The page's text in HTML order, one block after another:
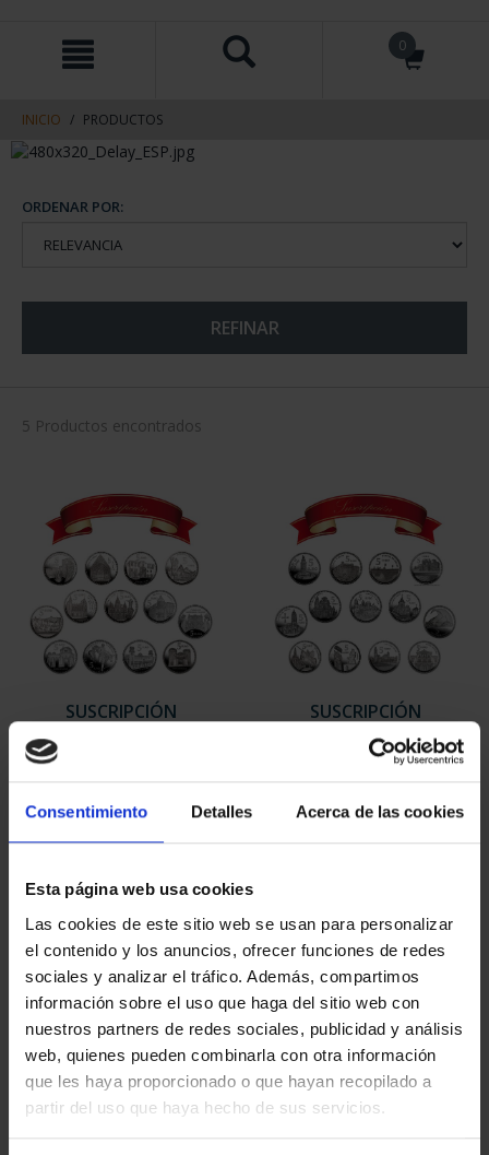
Consentimiento Detalles Acerca de las cookies
Esta página web usa cookies
Las cookies de este sitio web se usan para personalizar
el contenido y los anuncios, ofrecer funciones de redes
sociales y analizar el tráfico. Además, compartimos
información sobre el uso que haga del sitio web con
nuestros partners de redes sociales, publicidad y análisis
web, quienes pueden combinarla con otra información
que les haya proporcionado o que hayan recopilado a
partir del uso que haya hecho de sus servicios.
contenido
navegacin
0
INICIO PRODUCTOS
ORDENAR POR:
REFINAR
5 Productos encontrados
SUSCRIPCIÓN
949,00 €
Sólo para usuarios
registrados
SUSCRIPCIÓN
CAPITALES DE
PROVINCIA 2
949,00 €
Sólo para usuarios
registrados
SUSCRIPCIÓN
CAPITALES DE
SUSCRIPCIÓN
CAPITALES DE